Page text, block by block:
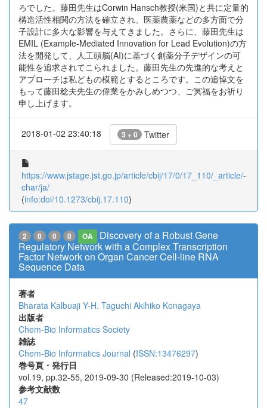
ろでした。藤田先生はCorwin Hansch教授(米国)と共に定量的
構造活性相関の方法を確立され、医薬農薬などの多方面で分
子設計に多大な影響を与えてきました。さらに、藤田先生は
EMIL (Example-Mediated Innovation for Lead Evolution)の方
法を開発して、人工頭脳(AI)に基づく創薬分子デザインの可
能性を追求されてこられました。藤田先生の先進的な考えと
アプローチは私どもの模範とするところです。この追悼文を
もって藤田稔夫先生の偉業をかみしめつつ、ご冥福をお祈り
申し上げます。
2018-01-02 23:40:18 3 + 0 Twitter
https://www.jstage.jst.go.jp/article/cbij/17/0/17_110/_article/-
char/ja/
(info:doi/10.1273/cbij.17.110)
2 0 0 0 OA
Discovery of a Robust Gene
Regulatory Network with a Complex Transcription
Factor Network on Organ Cancer Cell-line RNA
Sequence Data
著者
Bharata Kalbuaji Y-H. Taguchi Akihiko Konagaya
出版者
Chem-Bio Informatics Society
雑誌
Chem-Bio Informatics Journal (ISSN:13476297)
巻号頁・発行日
vol.19, pp.32-55, 2019-09-30 (Released:2019-10-03)
参考文献数
47